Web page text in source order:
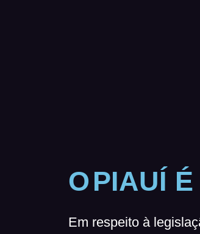
OPIAUÍ É
Em respeito à